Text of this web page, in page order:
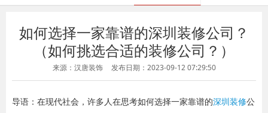
如何选择一家靠谱的深圳装修公司？
（如何挑选合适的装修公司？）
来源：汉唐装饰 发布日期：2023-09-12 07:29:50
导语：在现代社会，许多人在思考如何选择一家靠谱的深圳装修公